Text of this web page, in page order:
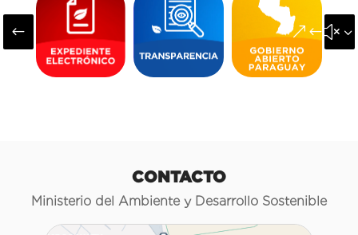
#
CONTACTO
Ministerio del Ambiente y Desarrollo Sostenible